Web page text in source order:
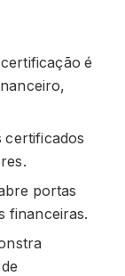
é
certificados
portas
financeiras.